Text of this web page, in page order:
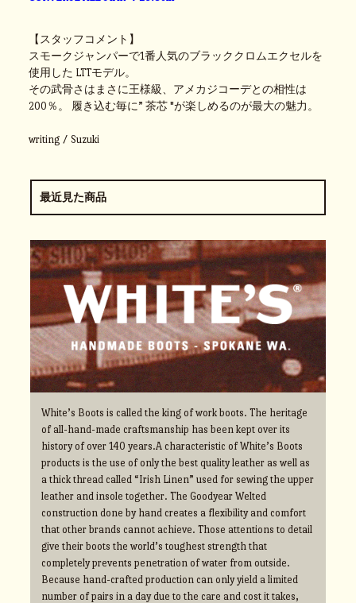
【スタッフコメント】
スモークジャンパーで1番人気のブラッククロムエクセルを
使用した LTTモデル。
その武骨さはまさに王様級、アメカジコーデとの相性は
200％。 履き込む毎に” 茶芯 "が楽しめるのが最大の魅力。
writing / Suzuki
最近見た商品
White’s Boots is called the king of work boots. The heritage
of all-hand-made craftsmanship has been kept over its
history of over 140 years.A characteristic of White’s Boots
products is the use of only the best quality leather as well as
a thick thread called “Irish Linen” used for sewing the upper
leather and insole together. The Goodyear Welted
construction done by hand creates a flexibility and comfort
that other brands cannot achieve. Those attentions to detail
give their boots the world’s toughest strength that
completely prevents penetration of water from outside.
Because hand-crafted production can only yield a limited
number of pairs in a day due to the care and cost it takes,